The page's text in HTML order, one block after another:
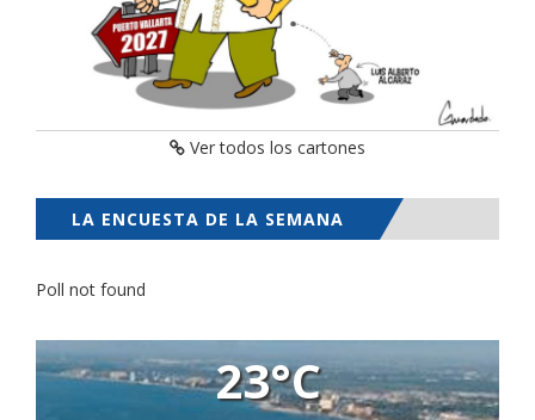
Ver todos los cartones
LA ENCUESTA DE LA SEMANA
Poll not found
23°C